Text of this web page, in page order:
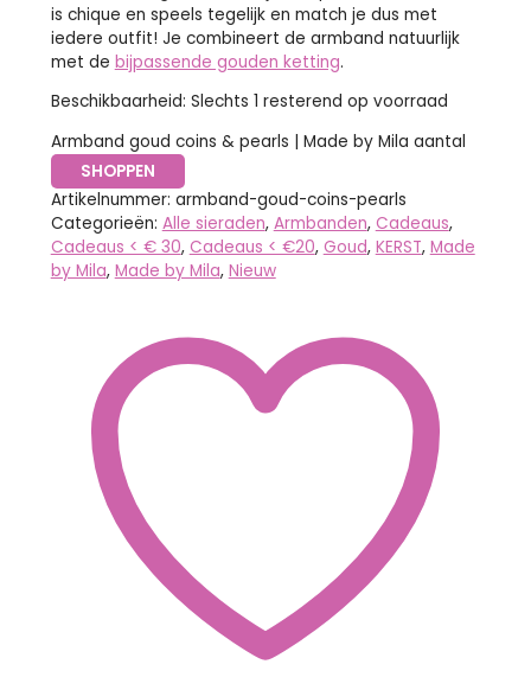
is chique en speels tegelijk en match je dus met
iedere outfit! Je combineert de armband natuurlijk
met de bijpassende gouden ketting.
Beschikbaarheid: Slechts 1 resterend op voorraad
Armband goud coins & pearls | Made by Mila aantal
SHOPPEN
Artikelnummer: armband-goud-coins-pearls
Categorieën: Alle sieraden, Armbanden, Cadeaus,
Cadeaus < € 30, Cadeaus < €20, Goud, KERST, Made
by Mila, Made by Mila, Nieuw